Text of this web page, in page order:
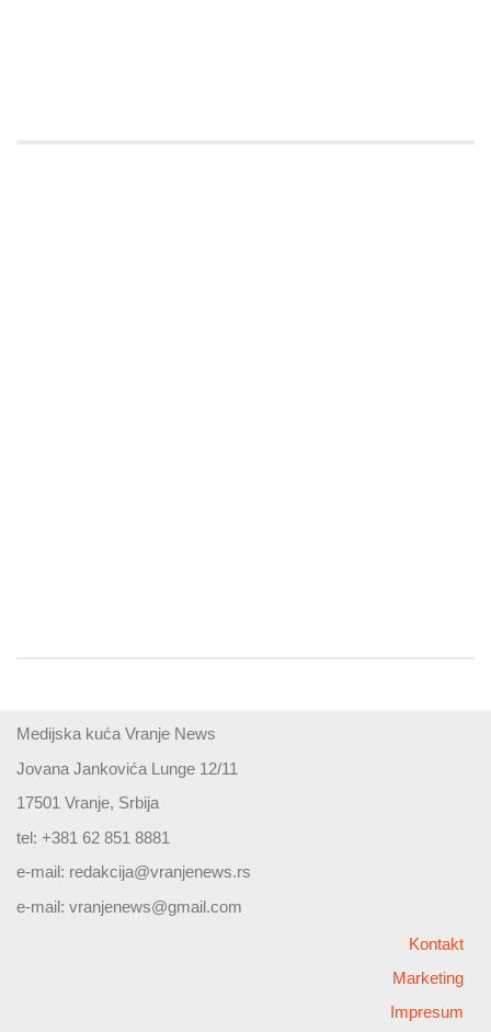
Medijska kuća Vranje News
Jovana Jankovića Lunge 12/11
17501 Vranje, Srbija
tel: +381 62 851 8881
e-mail: redakcija@vranjenews.rs
e-mail: vranjenews@gmail.com
Kontakt
Marketing
Impresum